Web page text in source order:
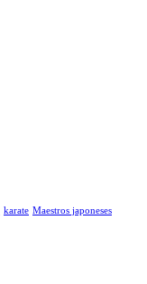
karate Maestros japoneses